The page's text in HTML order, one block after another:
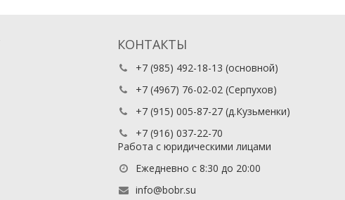
КОНТАКТЫ
+7 (985) 492-18-13 (основной)
+7 (4967) 76-02-02 (Серпухов)
+7 (915) 005-87-27(д.Кузьменки)
+7 (916) 037-22-70
Работа с юридическими лицами
Ежедневно с 8:30 до 20:00
info@bobr.su